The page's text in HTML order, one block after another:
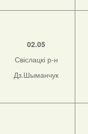
02.05
Свіслацкі р-н
Дз.Шыманчук